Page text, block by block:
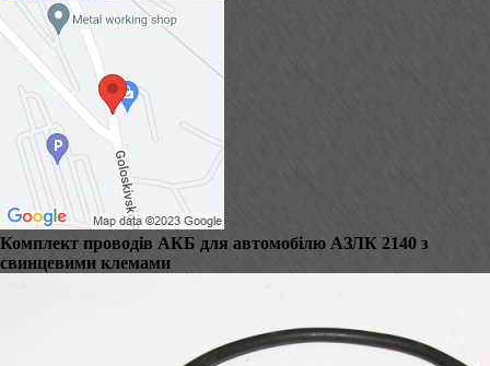
Комплект проводів АКБ для автомобілю АЗЛК 2140 з
свинцевими клемами